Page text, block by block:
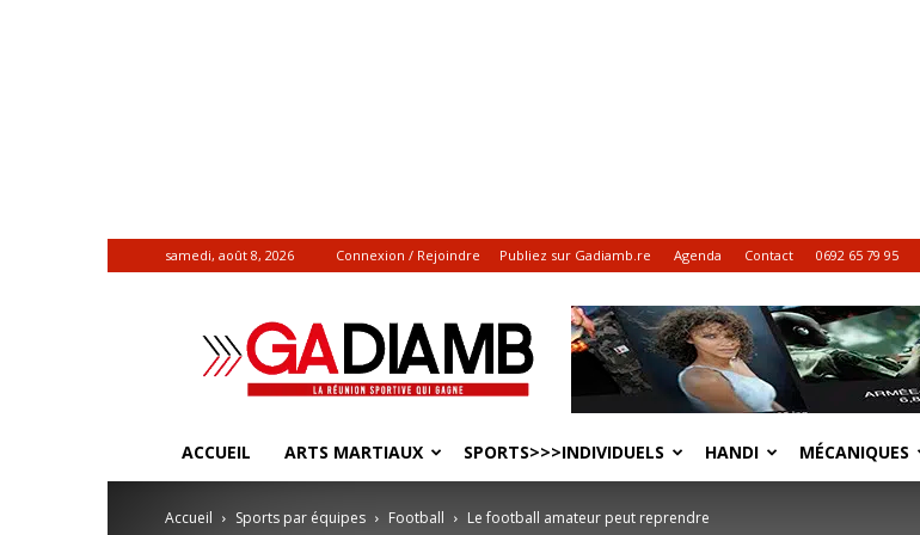
samedi, août 8, 2026 Connexion / Rejoindre Publiez sur Gadiamb.re Agenda Contact 0692 65 79 95
Gadiamb.re
|
Actualités
sportives
ACCUEIL ARTS MARTIAUX SPORTS>>>INDIVIDUELS HANDI MÉCANIQUES
Accueil Sports par équipes Football Le football amateur peut reprendre